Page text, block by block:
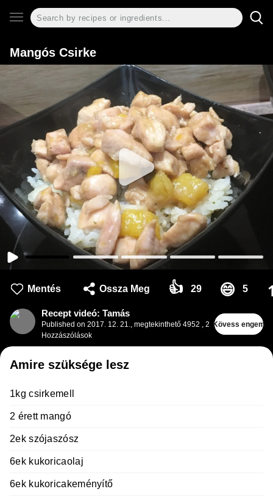
Mangós Csirke
Mentés Ossza Meg 👍 29 😄 5
Recept videó: Tamás
Published on 2017. 12. 21., megtekinthető 4952 , 2
Hozzászólások
Kövess engem
Amire szüksége lesz
1kg csirkemell
2 érett mangó
2ek szójaszósz
6ek kukoricaolaj
6ek kukoricakeményítő